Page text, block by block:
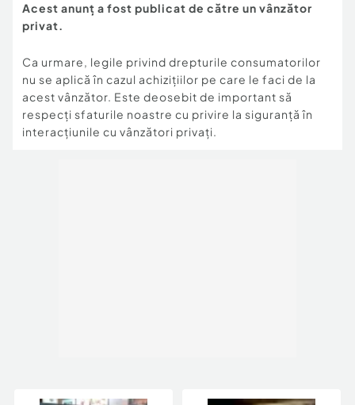
Acest anunț a fost publicat de către un vânzător
privat.
Ca urmare, legile privind drepturile consumatorilor
nu se aplică în cazul achizițiilor pe care le faci de la
acest vânzător. Este deosebit de important să
respecți sfaturile noastre cu privire la siguranță în
interacțiunile cu vânzători privați.